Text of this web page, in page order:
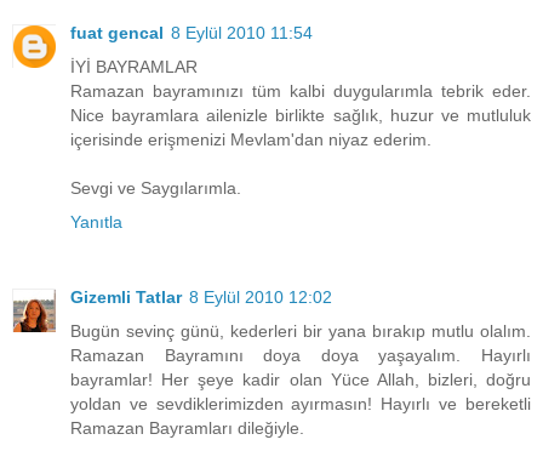
fuat gencal 8 Eylül 2010 11:54
İYİ BAYRAMLAR
Ramazan bayramınızı tüm kalbi duygularımla tebrik eder.
Nice bayramlara ailenizle birlikte sağlık, huzur ve mutluluk
içerisinde erişmenizi Mevlam'dan niyaz ederim.
Sevgi ve Saygılarımla.
Yanıtla
Gizemli Tatlar 8 Eylül 2010 12:02
Bugün sevinç günü, kederleri bir yana bırakıp mutlu olalım.
Ramazan Bayramını doya doya yaşayalım. Hayırlı
bayramlar! Her şeye kadir olan Yüce Allah, bizleri, doğru
yoldan ve sevdiklerimizden ayırmasın! Hayırlı ve bereketli
Ramazan Bayramları dileğiyle.